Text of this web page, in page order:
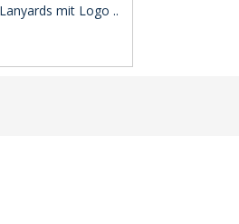
mit Logo ..